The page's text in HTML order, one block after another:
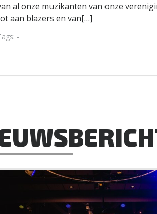
al onze muzikanten van onze
aan blazers en van[…]
-